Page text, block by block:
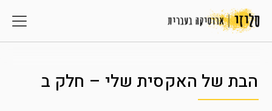
הבת של האקסית שלי – חלק ב